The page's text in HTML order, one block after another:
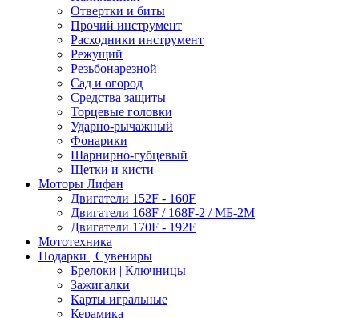
Отвертки и биты
Прочий инструмент
Расходники инструмент
Режущий
Резьбонарезной
Сад и огород
Средства защиты
Торцевые головки
Ударно-рычажный
Фонарики
Шарнирно-губцевый
Щетки и кисти
Моторы Лифан
Двигатели 152F - 160F
Двигатели 168F / 168F-2 / МБ-2М
Двигатели 170F - 192F
Мототехника
Подарки | Сувениры
Брелоки | Ключницы
Зажигалки
Карты игральные
Керамика